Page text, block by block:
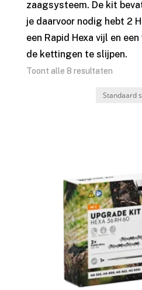
zaagsysteem. De kit
je daarvoor nodig hebt 2
een Rapid Hexa vijl en
de kettingen te slijpen.
Toont alle 8 resultaten